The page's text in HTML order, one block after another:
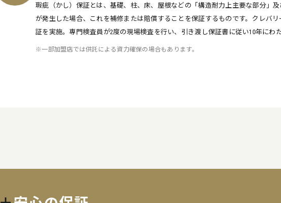
瑕疵（かし）保証とは、基礎、柱、床、屋根などの「構造耐力上主要な部分」
が発生した場合、これを補修または賠償することを保証するものです。クレバ
証を実施。専門検査員が2度の現場検査を行い、引き渡し保証書に従い10年にわ
※一部加盟店では供託による資力確保の場合もあります。